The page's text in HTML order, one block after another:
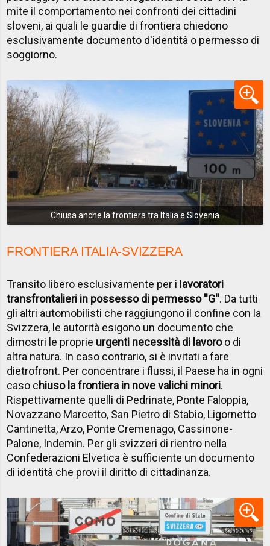
mite il comportamento nei confronti dei cittadini
sloveni, ai quali le guardie di frontiera chiedono
esclusivamente documento d'identità o permesso di
soggiorno.
Chiusa anche la frontiera tra Italia e Slovenia
FRONTIERA ITALIA-SVIZZERA
Transito libero esclusivamente per i lavoratori
transfrontalieri in possesso di permesso ''G''. Da tutti
gli altri automobilisti che raggiungono il confine con la
Svizzera, le autorità esigono un documento che
dimostri le proprie urgenti necessità di lavoroo di
altra natura. In caso contrario, si è invitati a fare
dietrofront. Per concentrare i flussi, il Paese ha in ogni
caso chiuso la frontiera in nove valichi minori.
Rispettivamente quelli di Pedrinate, Ponte Faloppia,
Novazzano Marcetto, San Pietro di Stabio, Ligornetto
Cantinetta, Arzo, Ponte Cremenago, Cassinone-
Palone, Indemin. Per gli svizzeri di rientro nella
Confederazioni Elvetica è sufficiente un documento
di identità che provi il diritto di cittadinanza.